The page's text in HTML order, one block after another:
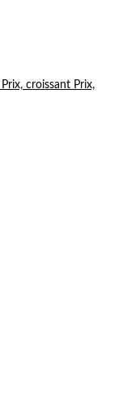
Prix, croissant Prix,